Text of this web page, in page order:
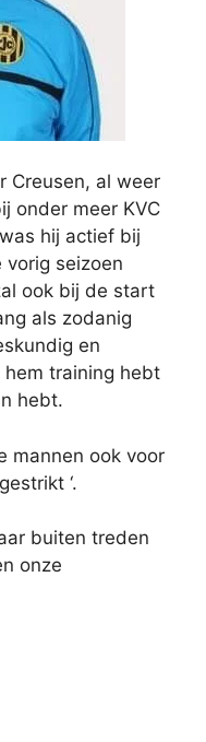
Creusen, al weer
onder meer KVC
hij actief bij
vorig seizoen
ook bij de start
als zodanig
en
training hebt
hebt.
mannen ook voor
‘.
buiten treden
onze